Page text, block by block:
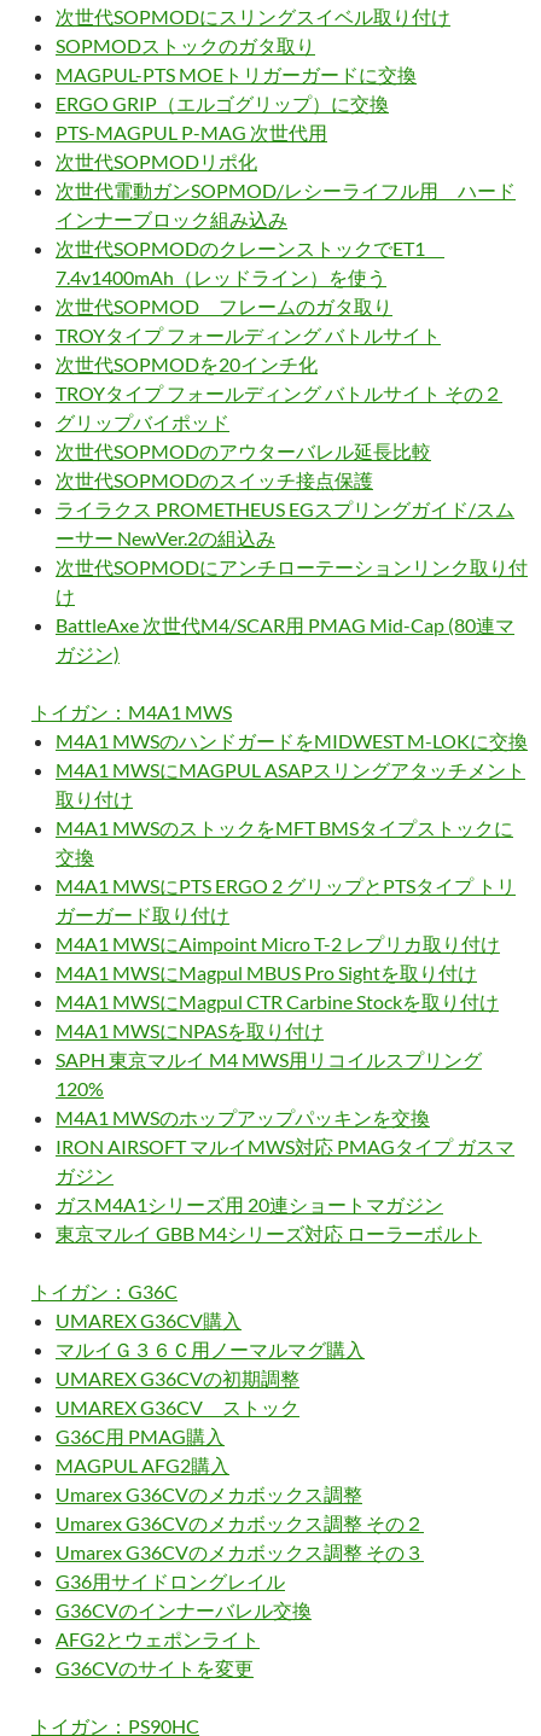
次世代SOPMODにスリングスイベル取り付け
SOPMODストックのガタ取り
MAGPUL-PTS MOEトリガーガードに交換
ERGO GRIP（エルゴグリップ）に交換
PTS-MAGPUL P-MAG 次世代用
次世代SOPMODリポ化
次世代電動ガンSOPMOD/レシーライフル用 ハード
インナーブロック組み込み
次世代SOPMODのクレーンストックでET1
7.4v1400mAh（レッドライン）を使う
次世代SOPMOD フレームのガタ取り
TROYタイプ フォールディング バトルサイト
次世代SOPMODを20インチ化
TROYタイプ フォールディング バトルサイト その２
グリップバイポッド
次世代SOPMODのアウターバレル延長比較
次世代SOPMODのスイッチ接点保護
ライラクス PROMETHEUS EGスプリングガイド/スム
ーサー NewVer.2の組込み
次世代SOPMODにアンチローテーションリンク取り付
け
BattleAxe 次世代M4/SCAR用 PMAG Mid-Cap (80連マ
ガジン)
トイガン：M4A1 MWS
M4A1 MWSのハンドガードをMIDWEST M-LOKに交換
M4A1 MWSにMAGPUL ASAPスリングアタッチメント
取り付け
M4A1 MWSのストックをMFT BMSタイプストックに
交換
M4A1 MWSにPTS ERGO 2 グリップとPTSタイプ トリ
ガーガード取り付け
M4A1 MWSにAimpoint Micro T-2 レプリカ取り付け
M4A1 MWSにMagpul MBUS Pro Sightを取り付け
M4A1 MWSにMagpul CTR Carbine Stockを取り付け
M4A1 MWSにNPASを取り付け
SAPH 東京マルイ M4 MWS用リコイルスプリング
120%
M4A1 MWSのホップアップパッキンを交換
IRON AIRSOFT マルイMWS対応 PMAGタイプ ガスマ
ガジン
ガスM4A1シリーズ用 20連ショートマガジン
東京マルイ GBB M4シリーズ対応 ローラーボルト
トイガン：G36C
UMAREX G36CV購入
マルイＧ３６Ｃ用ノーマルマグ購入
UMAREX G36CVの初期調整
UMAREX G36CV ストック
G36C用 PMAG購入
MAGPUL AFG2購入
Umarex G36CVのメカボックス調整
Umarex G36CVのメカボックス調整 その２
Umarex G36CVのメカボックス調整 その３
G36用サイドロングレイル
G36CVのインナーバレル交換
AFG2とウェポンライト
G36CVのサイトを変更
トイガン：PS90HC